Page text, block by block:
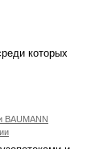
которых
BAUMANN